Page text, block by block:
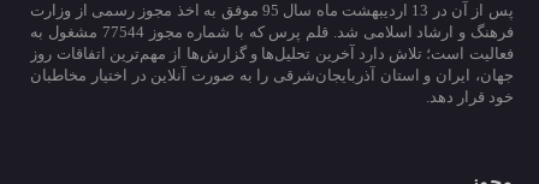
پس از آن در 13 اردیبهشت ماه سال 95 موفق به اخذ مجوز رسمی از وزارت
فرهنگ و ارشاد اسلامی شد. قلم پرس که با شماره مجوز 77544 مشغول به
فعالیت است؛ تلاش دارد آخرین تحلیل‌ها و گزارش‌ها از مهم‌ترین اتفاقات روز
جهان، ایران و استان آذربایجان‌شرقی را به صورت آنلاین در اختیار مخاطبان
خود قرار دهد.